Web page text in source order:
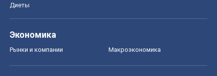
Диеты
Экономика
Рынки и компании Mакроэкономика